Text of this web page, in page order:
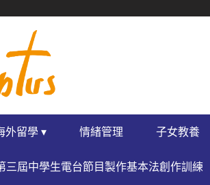
外留學 ▾ 情緒管理 子女教養
三屆中學生電台節目製作基本法創作訓練